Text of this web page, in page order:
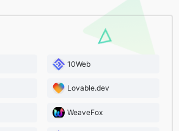
10Web
Lovable.dev
WeaveFox